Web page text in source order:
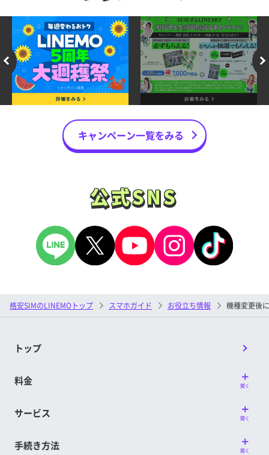
キャンペーン一覧をみる
公式SNS
公式SNS
格安SIMのLINEMOトップ スマホガイド お役立ち情報 機種変更後
トップ
料金 開く
サービス 開く
手続き方法 開く